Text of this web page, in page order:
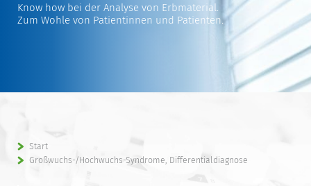
Know how bei der Analyse von Erbmaterial.
Zum Wohle von Patientinnen und Patienten.
Start
Großwuchs-/Hochwuchs-Syndrome, Differentialdiagnose